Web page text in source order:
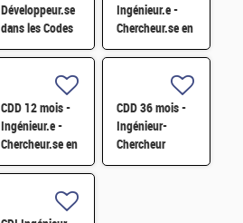
Développeur.se
dans les Codes
de Traitement
Nucléaires et
Monte-Carlo H/F
Ingénieur.e -
Chercheur.se en
caractérisation
atomique
tomographique
H/F
CDD 12 mois -
Ingénieur.e -
Chercheur.se en
Matériaux et
CDD 36 mois -
Ingénieur-
Chercheur
matériaux -